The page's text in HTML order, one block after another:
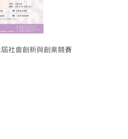
社會創新與創業競賽